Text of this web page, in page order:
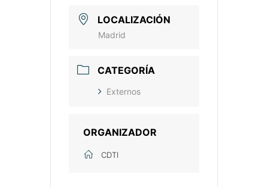
LOCALIZACIÓN
Madrid
CATEGORÍA
Externos
ORGANIZADOR
CDTI